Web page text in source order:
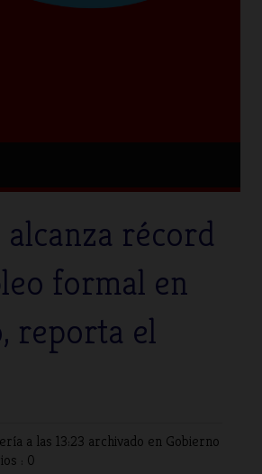
récord
formal en
reporta el
a las 13:23 archivado en Gobierno
: 0